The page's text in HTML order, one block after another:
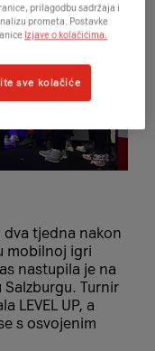
dva tjedna nakon
mobilnoj igri
nastupila je na
Turnir
LEVEL UP, a
s osvojenim
prilagodbu sadržaja i
prometa. Postavke
Izjave o kolačićima.
sve kolačiće